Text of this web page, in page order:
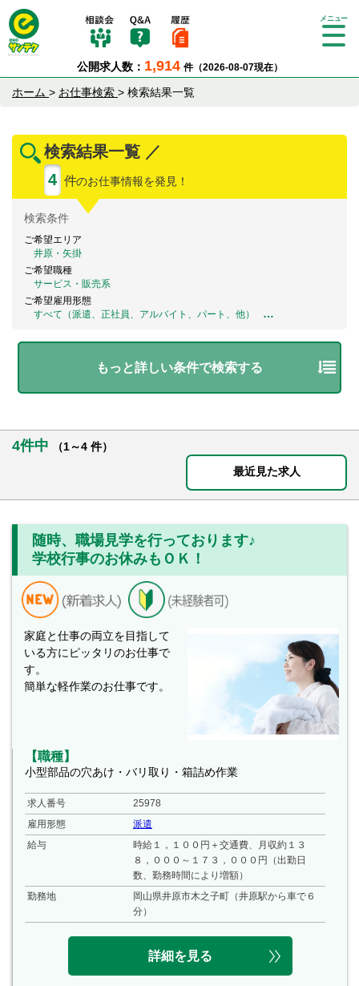
公開求人数： 1,914 件（2026-08-07現在）
Tog
ホーム > お仕事検索 > 検索結果一覧
検索結果一覧 ／
4 件のお仕事情報を発見！
検索条件
ご希望エリア
井原・矢掛
ご希望職種
サービス・販売系
ご希望雇用形態
すべて（派遣、正社員、アルバイト、パート、他）
…
もっと詳しい条件で検索する
4件中
（1～4 件）
最近見た求人
随時、職場見学を行っております♪
学校行事のお休みもＯＫ！
家庭と仕事の両立を目指して
いる方にピッタリのお仕事で
す。
簡単な軽作業のお仕事です。
【職種】
小型部品の穴あけ・バリ取り・箱詰め作業
求人番号
25978
雇用形態
派遣
給与
時給１，１００円＋交通費、月収約１３
８，０００～１７３，０００円（出勤日
数、勤務時間により増額）
勤務地
岡山県井原市木之子町（井原駅から車で６
分）
詳細を見る